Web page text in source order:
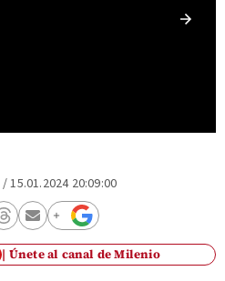
/15.01.2024 20:09:00
Únete al canal de Milenio